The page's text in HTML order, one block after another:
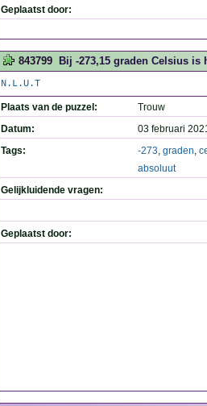
Geplaatst door:
843799 Bij -273,15 graden Celsius is
N.L.U.T
Plaats van de puzzel:
Trouw
Datum:
03 februari
Tags:
-273, graden,
absoluut
Gelijkluidende vragen:
Geplaatst door: